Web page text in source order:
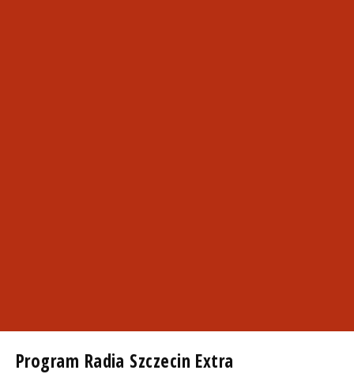
Program Radia Szczecin Extra